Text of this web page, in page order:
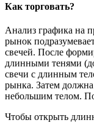
Как торговать?
Анализ графика на
рынок
свечей. После
длинными тенями
свечи с длинным
рынка. Затем должна
небольшим телом.
Чтобы открыть